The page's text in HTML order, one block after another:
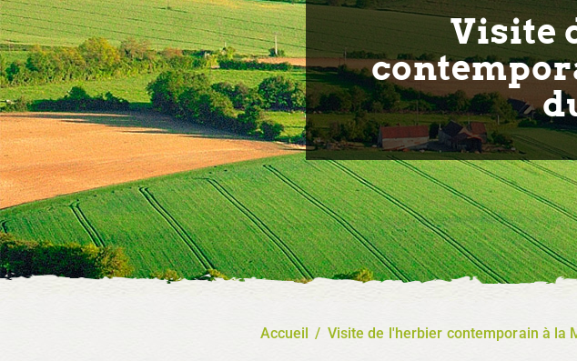
Visite
Accueil / Visite de l'herbier contemporain à la